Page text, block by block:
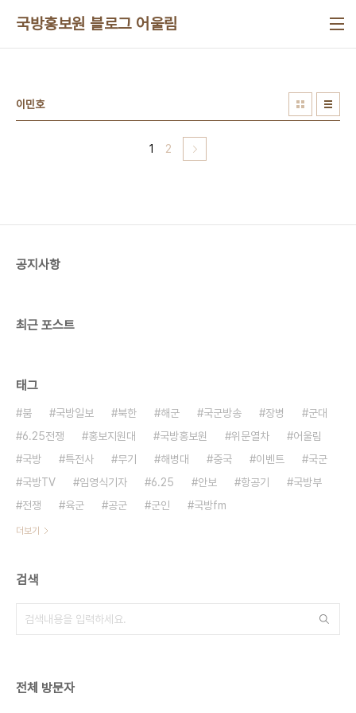
국방홍보원 블로그 어울림
이민호
1 2
공지사항
최근 포스트
태그
붐 국방일보 북한 해군 국군방송 장병
군대
6.25전쟁
홍보지원대 국방홍보원 위문열차
어울림
국방
특전사 무기 해병대 중국 이벤트
국군
국방TV
임영식기자 6.25 안보 항공기
국방부
전쟁
육군 공군 군인 국방fm
더보기
검색
전체 방문자